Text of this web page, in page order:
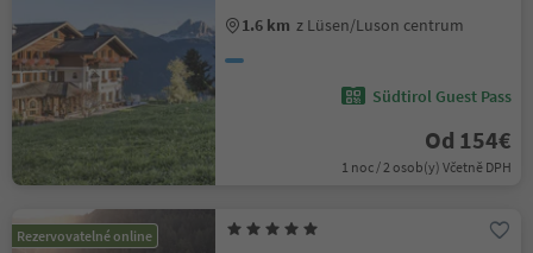
1.6 km z Lüsen/Luson centrum
Südtirol Guest Pass
Od 154€
1 noc / 2 osob(y) Včetně DPH
Rezervovatelné online